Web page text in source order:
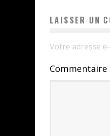
LAISSER UN
Votre adresse
Commentaire